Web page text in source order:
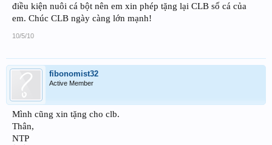
điều kiện nuôi cá bột nên em xin phép tặng lại CLB số cá của
em. Chúc CLB ngày càng lớn mạnh!
10/5/10
fibonomist32
Active Member
Mình cũng xin tặng cho clb.
Thân,
NTP